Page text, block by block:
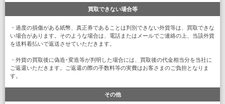
買取できない場合等
・過度の損傷がある紙幣、真正券であることは判別できない外貨等は、買取できな
い場合があります。そのような場合は、電話またはメールでご連絡の上、当該外貨
を送料着払いで返送させていただきます。
・外貨の買取後に偽造･変造等が判明した場合には、買取後の代金相当分を当社に
ご返還いただきます。ご返還の際の手数料等の実費はお客さまのご負担となりま
す。
その他